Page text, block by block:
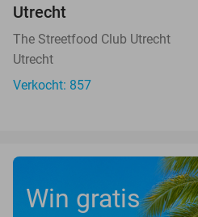
Utrecht
The Streetfood Club Utrecht
Utrecht
Verkocht: 857
Win gratis